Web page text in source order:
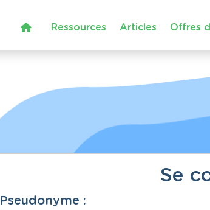
Ressources Articles Offres
Se
Pseudonyme :